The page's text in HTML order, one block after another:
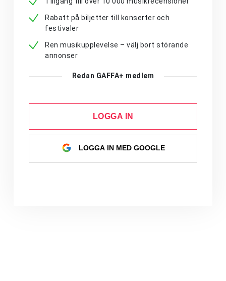
Rabatt på biljetter till konserter och
festivaler
Ren musikupplevelse – välj bort störande
annonser
Redan GAFFA+ medlem
LOGGA IN
LOGGA IN MED GOOGLE